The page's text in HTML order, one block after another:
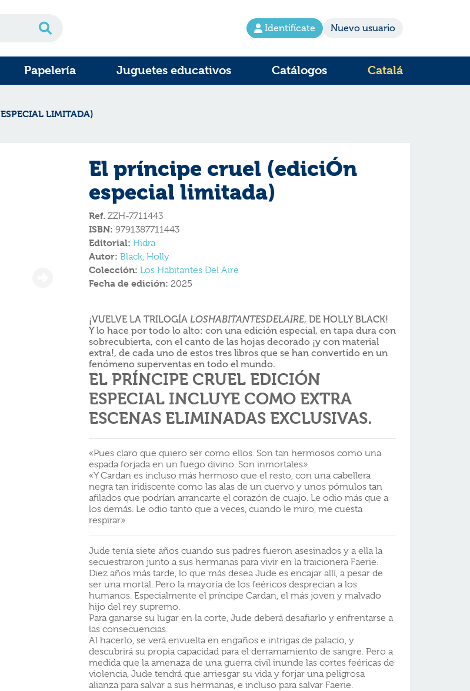
Identifícate Nuevo usuario
Papelería Juguetes educativos Catálogos Catalá
LIMITADA)
El príncipe cruel (ediciÓn
especial limitada)
Ref. ZZH-7711443
ISBN: 9791387711443
Editorial: Hidra
Autor: Black, Holly
Colección: Los Habitantes Del Aire
Fecha de edición: 2025
¡VUELVE LA TRILOGÍA LOSHABITANTESDELAIRE, DE HOLLY BLACK!
Y lo hace por todo lo alto: con una edición especial, en tapa dura con
sobrecubierta, con el canto de las hojas decorado ¡y con material
extra!, de cada uno de estos tres libros que se han convertido en un
fenómeno superventas en todo el mundo.
EL PRÍNCIPE CRUEL EDICIÓN
ESPECIAL INCLUYE COMO EXTRA
ESCENAS ELIMINADAS EXCLUSIVAS.
«Pues claro que quiero ser como ellos. Son tan hermosos como una
espada forjada en un fuego divino. Son inmortales».
«Y Cardan es incluso más hermoso que el resto, con una cabellera
negra tan iridiscente como las alas de un cuervo y unos pómulos tan
afilados que podrían arrancarte el corazón de cuajo. Le odio más que a
los demás. Le odio tanto que a veces, cuando le miro, me cuesta
respirar».
Jude tenía siete años cuando sus padres fueron asesinados y a ella la
secuestraron junto a sus hermanas para vivir en la traicionera Faerie.
Diez años más tarde, lo que más desea Jude es encajar allí, a pesar de
ser una mortal. Pero la mayoría de los feéricos desprecian a los
humanos. Especialmente el príncipe Cardan, el más joven y malvado
hijo del rey supremo.
Para ganarse su lugar en la corte, Jude deberá desafiarlo y enfrentarse a
las consecuencias.
Al hacerlo, se verá envuelta en engaños e intrigas de palacio, y
descubrirá su propia capacidad para el derramamiento de sangre. Pero a
medida que la amenaza de una guerra civil inunde las cortes feéricas de
violencia, Jude tendrá que arriesgar su vida y forjar una peligrosa
alianza para salvar a sus hermanas, e incluso para salvar Faerie.